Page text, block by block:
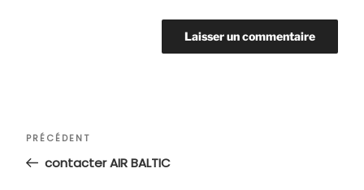
Navigation
l’article
Article
précédent
PRÉCÉDENT
contacter AIR BALTIC